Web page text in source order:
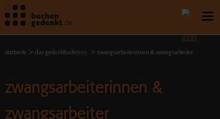
startseite das gedenkbuch(en) zwangsarbeiterinnen & zwangsarbeiter
zwangsarbeiterinnen &
zwangsarbeiter